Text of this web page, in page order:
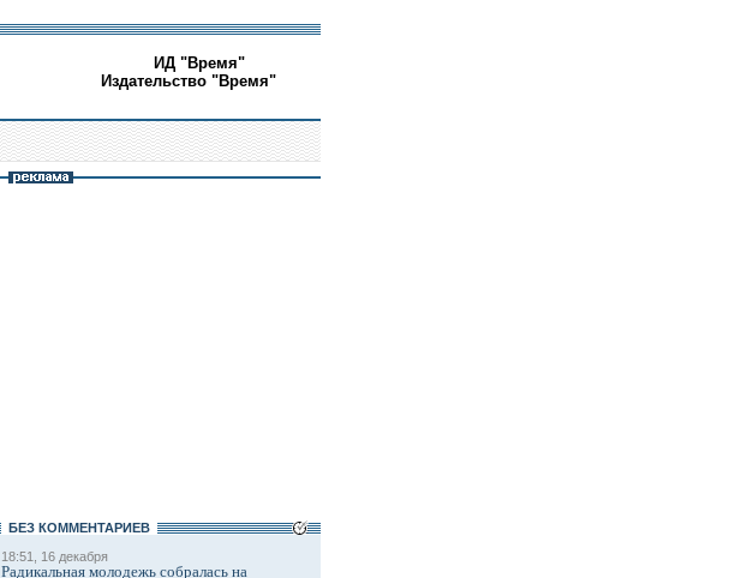
ИД "Время"
Издательство "Время"
БЕЗ КОМMЕНТАРИЕВ
18:51, 16 декабря
Радикальная молодежь собралась на